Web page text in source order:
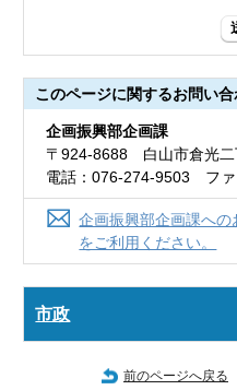
このページに関するお問い
企画振興部企画課
〒924-8688 白山市倉光二
電話：076-274-9503 フ
企画振興部企画課への
をご利用ください。
市政
前のページへ戻る